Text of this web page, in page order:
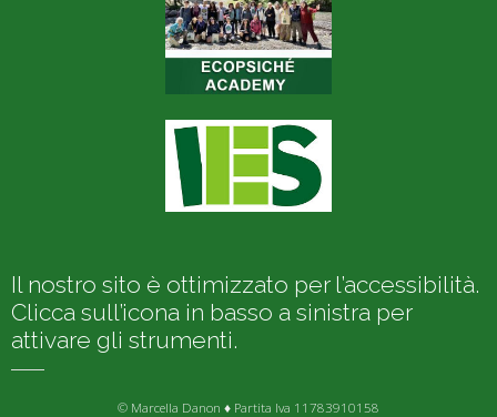
Il nostro sito è ottimizzato per l’accessibilità.
Clicca sull’icona in basso a sinistra per
attivare gli strumenti.
© Marcella Danon ♦ Partita Iva 11783910158